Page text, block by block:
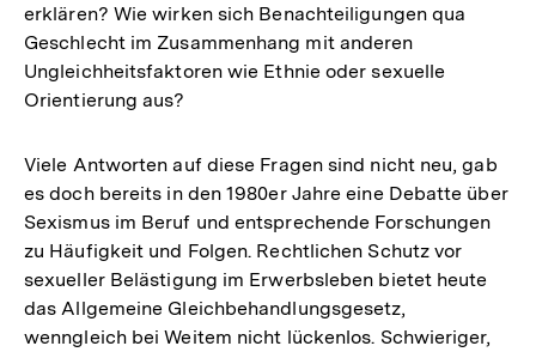
erklären? Wie wirken sich Benachteiligungen qua
Geschlecht im Zusammenhang mit anderen
Ungleichheitsfaktoren wie Ethnie oder sexuelle
Orientierung aus?
Viele Antworten auf diese Fragen sind nicht neu, gab
es doch bereits in den 1980er Jahre eine Debatte über
Sexismus im Beruf und entsprechende Forschungen
zu Häufigkeit und Folgen. Rechtlichen Schutz vor
sexueller Belästigung im Erwerbsleben bietet heute
das Allgemeine Gleichbehandlungsgesetz,
wenngleich bei Weitem nicht lückenlos. Schwieriger,